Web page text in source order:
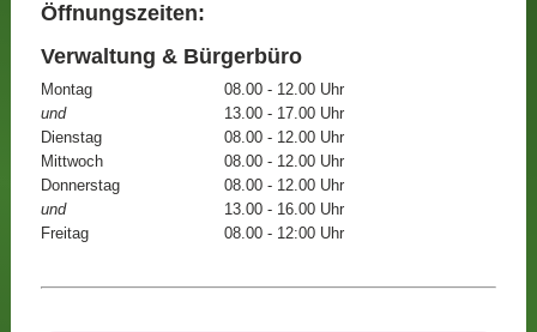
Öffnungszeiten:
Verwaltung & Bürgerbüro
Montag
08.00 - 12.00 Uhr
und
13.00 - 17.00 Uhr
Dienstag
08.00 - 12.00 Uhr
Mittwoch
08.00 - 12.00 Uhr
Donnerstag
08.00 - 12.00 Uhr
und
13.00 - 16.00 Uhr
Freitag
08.00 - 12:00 Uhr